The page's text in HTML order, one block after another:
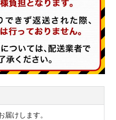
届けします。